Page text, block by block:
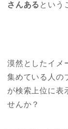
さんある という
漠然としたイメ
集めている人の
が検索上位に表
せんか？